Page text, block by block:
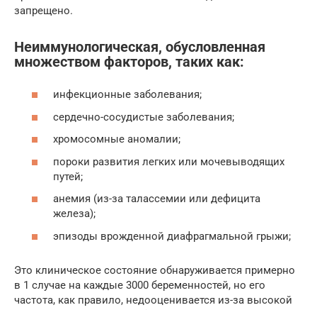
запрещено.
Неиммунологическая, обусловленная
множеством факторов, таких как:
инфекционные заболевания;
сердечно-сосудистые заболевания;
хромосомные аномалии;
пороки развития легких или мочевыводящих
путей;
анемия (из-за талассемии или дефицита
железа);
эпизоды врожденной диафрагмальной грыжи;
Это клиническое состояние обнаруживается примерно
в 1 случае на каждые 3000 беременностей, но его
частота, как правило, недооценивается из-за высокой